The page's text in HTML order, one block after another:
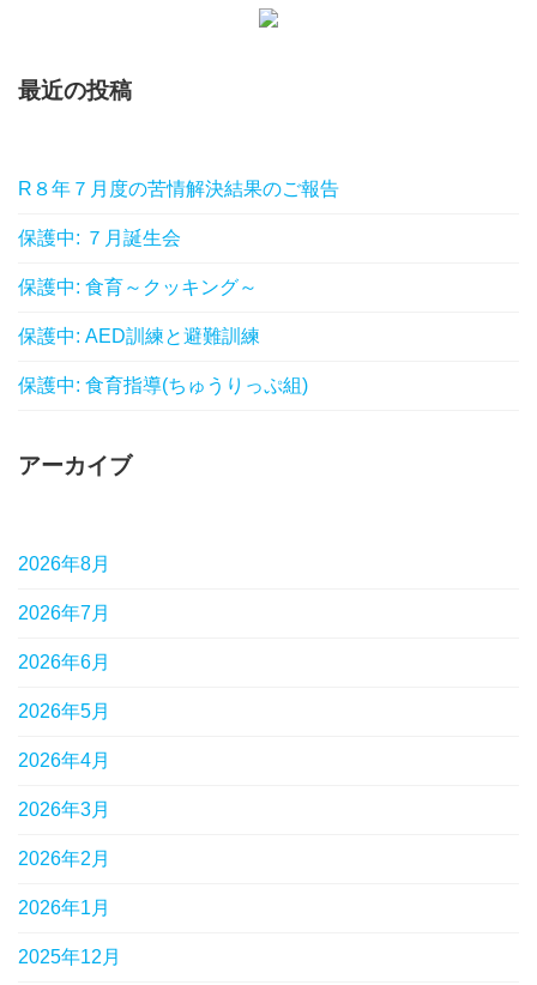
最近の投稿
R８年７月度の苦情解決結果のご報告
保護中: ７月誕生会
保護中: 食育～クッキング～
保護中: AED訓練と避難訓練
保護中: 食育指導(ちゅうりっぷ組)
アーカイブ
2026年8月
2026年7月
2026年6月
2026年5月
2026年4月
2026年3月
2026年2月
2026年1月
2025年12月